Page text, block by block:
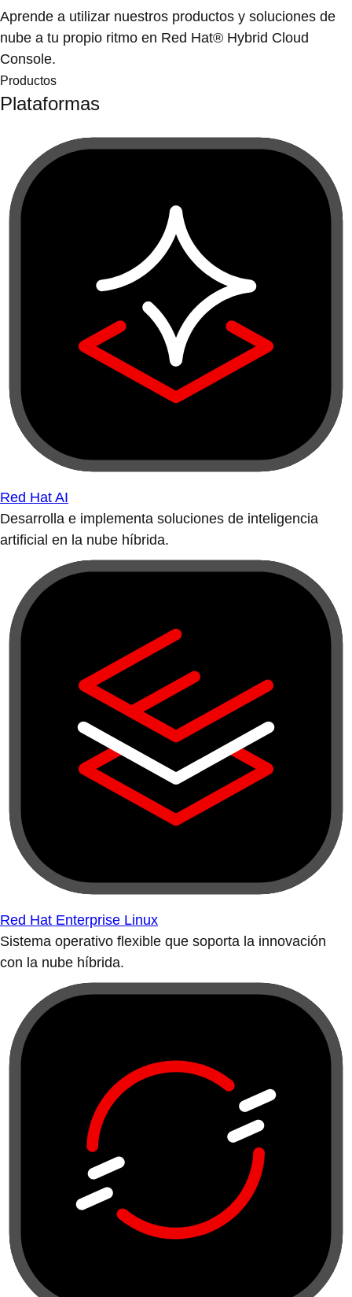
Aprende a utilizar nuestros productos y soluciones de
nube a tu propio ritmo en Red Hat® Hybrid Cloud
Console.
Productos
Plataformas
Red Hat AI
Desarrolla e implementa soluciones de inteligencia
artificial en la nube híbrida.
Red Hat Enterprise Linux
Sistema operativo flexible que soporta la innovación
con la nube híbrida.